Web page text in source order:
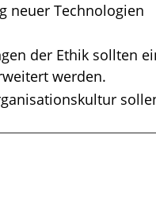
neuer Technologien
der Ethik sollten
werden.